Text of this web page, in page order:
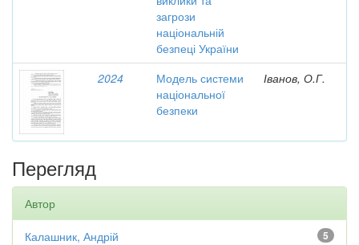
загрози
національній
безпеці України
2024
Модель системи
національної
безпеки
Іванов, О.Г.
Перегляд
Автор
5
Калашник, Андрій